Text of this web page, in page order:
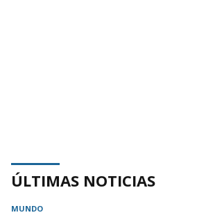
ÚLTIMAS NOTICIAS
MUNDO